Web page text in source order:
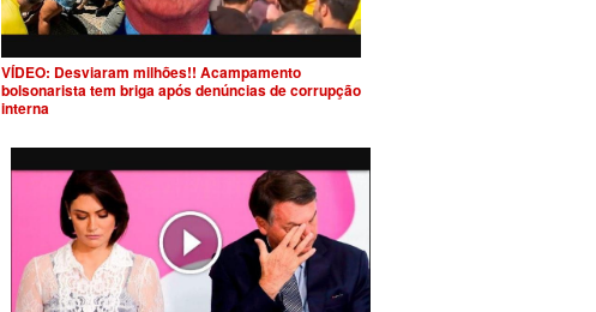
VÍDEO: Desviaram milhões!! Acampamento
bolsonarista tem briga após denúncias de corrupção
interna